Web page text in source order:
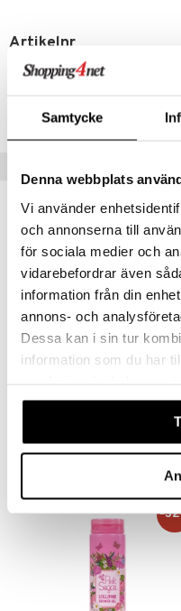
Samtycke
Denna webbplats
Vi använder
och annonserna till
för sociala medier och
vidarebefordrar även
information från din
annons- och
Dessa kan i sin tur
information som du har
våra cookies vid fortsatt
Artikelnr
CAQ37-22-200-XX-XX
Lägsta pris senaste 30 dagarna:
219 kr
-